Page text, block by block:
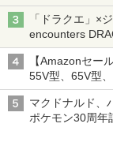
発売から2週間
「ドラクエ」×
encounters
アイスカップに
オリジナルアー
【Amazonセー
55V型、65V型
マクドナルド、
ポケモン30周年